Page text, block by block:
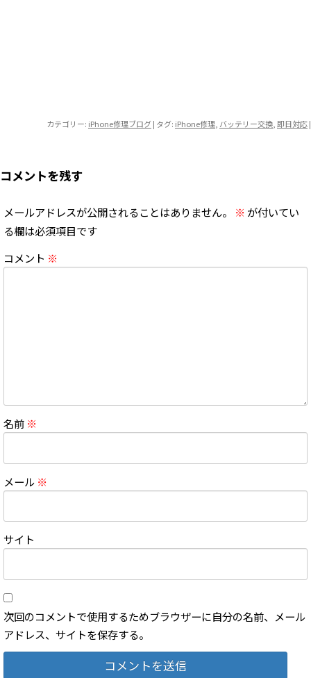
カテゴリー: iPhone修理ブログ| タグ: iPhone修理 バッテリー交換 即日対応|
コメントを残す
メールアドレスが公開されることはありません。 ※ が付いてい
る欄は必須項目です
コメント ※
名前 ※
メール ※
サイト
次回のコメントで使用するためブラウザーに自分の名前、メール
アドレス、サイトを保存する。